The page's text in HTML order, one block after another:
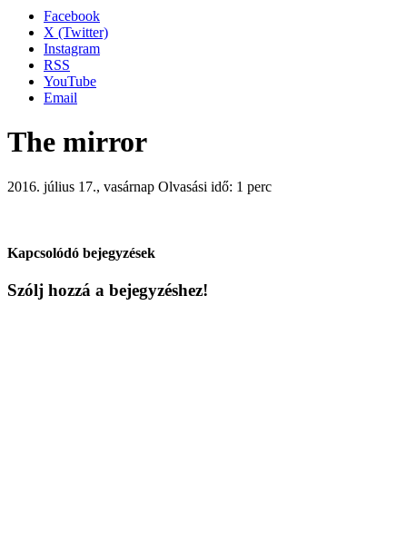
Facebook
X (Twitter)
Instagram
RSS
YouTube
Email
The mirror
2016. július 17., vasárnap Olvasási idő: 1 perc
Kapcsolódó bejegyzések
Szólj hozzá a bejegyzéshez!